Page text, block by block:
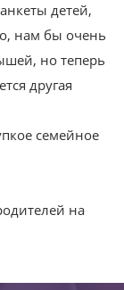
детей,
нам бы очень
но теперь
другая
семейное
на